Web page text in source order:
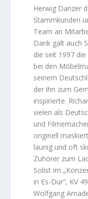
Herwig Danzer
Stammkunden
Team an
Dank galt auch
die seit 1997
bei den
seinem
der ihn zum
inspirierte.
vielen als
und
originell
launig und oft
Zuhörer zum
Solist im
in Es-Dur“, KV
Wolfgang